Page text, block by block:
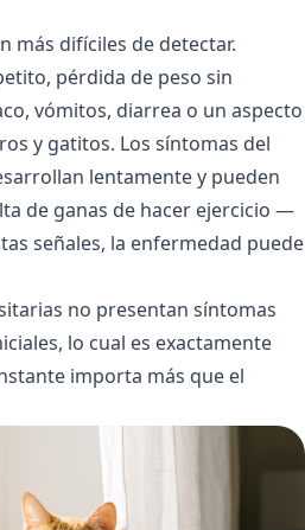
más difíciles de detectar.
pérdida de peso sin
vómitos, diarrea o un aspecto
y gatitos. Los síntomas del
lentamente y pueden
de ganas de hacer ejercicio —
señales, la enfermedad puede
no presentan síntomas
lo cual es exactamente
importa más que el